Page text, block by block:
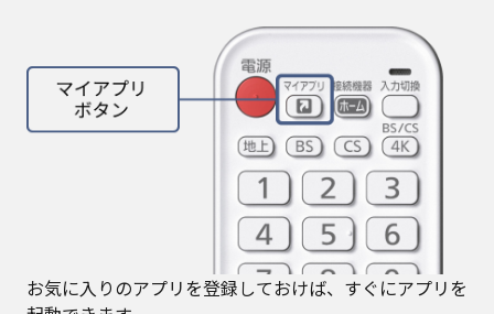
お気に入りのアプリを登録しておけば、すぐにアプリを